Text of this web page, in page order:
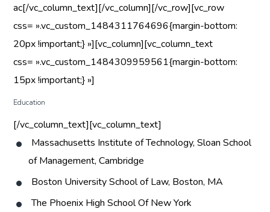
ac[/vc_column_text][/vc_column][/vc_row][vc_row
css= ».vc_custom_1484311764696{margin-bottom:
20px !important;} »][vc_column][vc_column_text
css= ».vc_custom_1484309959561{margin-bottom:
15px !important;} »]
Education
[/vc_column_text][vc_column_text]
Massachusetts Institute of Technology, Sloan School
of Management, Cambridge
Boston University School of Law, Boston, MA
The Phoenix High School Of New York